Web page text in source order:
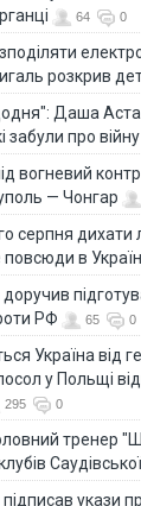
64 0
розкрив
Даша
забули про війну
вогневий
— Чонгар
серпня дихати
в
РФ
65 0
Україна від
у Польщі
295 0
тренер
укази